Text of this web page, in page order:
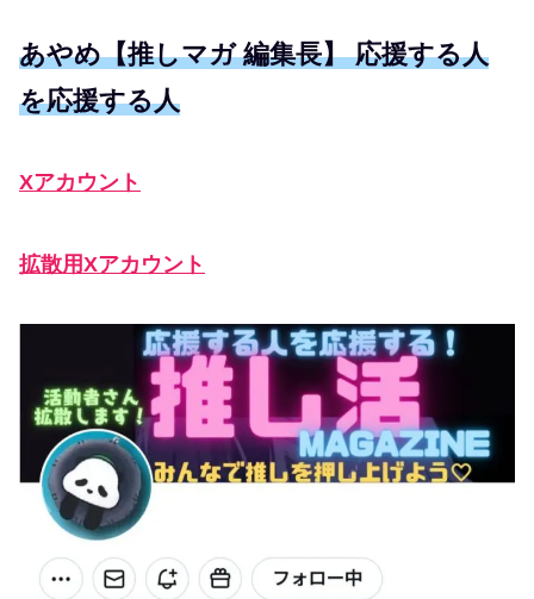
あやめ【推しマガ 編集長】 応援する人
を応援する人
Xアカウント
拡散用Xアカウント